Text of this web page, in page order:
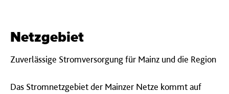
Netz­ge­biet
Zuverlässige Stromversorgung für Mainz und die Region
Das Stromnetzgebiet der Mainzer Netze kommt auf